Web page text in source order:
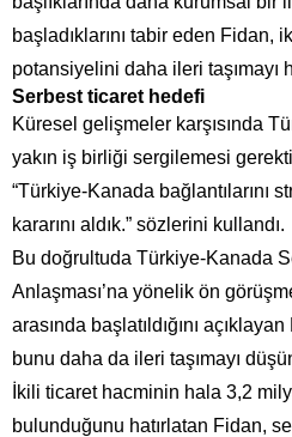
başladıklarını tabir eden Fidan,
potansiyelini daha ileri
Serbest ticaret hedefi
Küresel gelişmeler karşısında
yakın iş birliği sergilemesi
“Türkiye-Kanada bağlantılarını
kararını aldık.” sözlerini kullandı.
Bu doğrultuda Türkiye-Kanada
Anlaşması’na yönelik ön
arasında başlatıldığını
bunu daha da ileri taşımayı
İkili ticaret hacminin hala 3,2
bulunduğunu hatırlatan Fidan,